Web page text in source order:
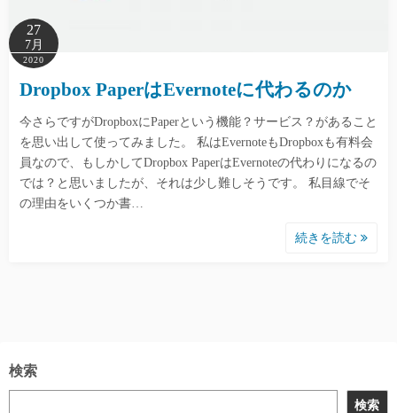
27
7月
2020
Dropbox PaperはEvernoteに代わるのか
今さらですがDropboxにPaperという機能？サービス？があること
を思い出して使ってみました。 私はEvernoteもDropboxも有料会
員なので、もしかしてDropbox PaperはEvernoteの代わりになるの
では？と思いましたが、それは少し難しそうです。 私目線でそ
の理由をいくつか書…
続きを読む
検索
検索